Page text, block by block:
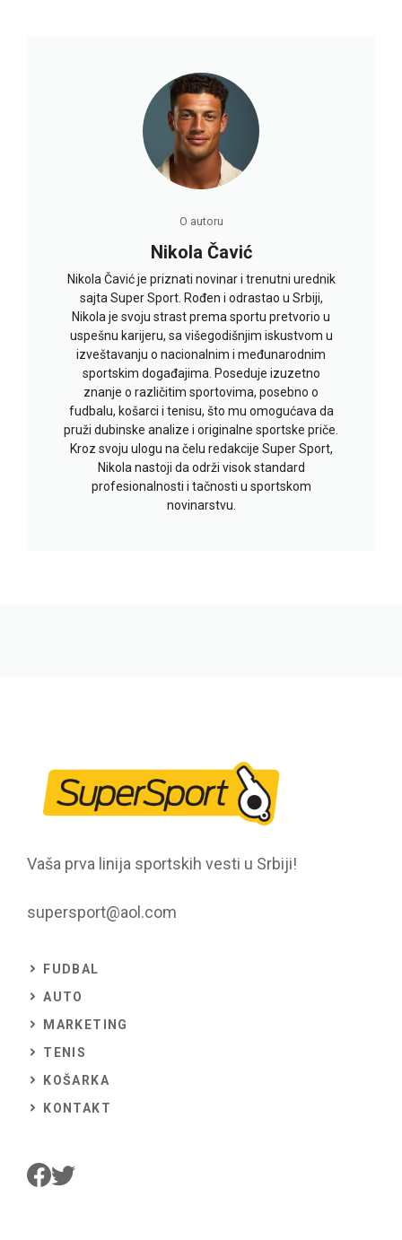
O autoru
Nikola Čavić
Nikola Čavić je priznati novinar i trenutni urednik
sajta Super Sport. Rođen i odrastao u Srbiji,
Nikola je svoju strast prema sportu pretvorio u
uspešnu karijeru, sa višegodišnjim iskustvom u
izveštavanju o nacionalnim i međunarodnim
sportskim događajima. Poseduje izuzetno
znanje o različitim sportovima, posebno o
fudbalu, košarci i tenisu, što mu omogućava da
pruži dubinske analize i originalne sportske priče.
Kroz svoju ulogu na čelu redakcije Super Sport,
Nikola nastoji da održi visok standard
profesionalnosti i tačnosti u sportskom
novinarstvu.
Vaša prva linija sportskih vesti u Srbiji!
supersport@aol.com
FUDBAL
AUTO
MARKETING
TENIS
KOŠARKA
KONTAKT